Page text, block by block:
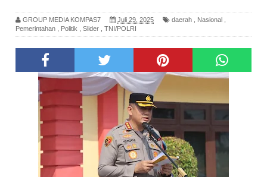
GROUP MEDIA KOMPAS7 Juli 29, 2025 daerah Nasional
Pemerintahan
Politik Slider TNI/POLRI